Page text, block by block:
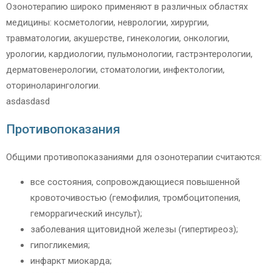
Озонотерапию широко применяют в различных областях
медицины: косметологии, неврологии, хирургии,
травматологии, акушерстве, гинекологии, онкологии,
урологии, кардиологии, пульмонологии, гастрэнтерологии,
дерматовенерологии, стоматологии, инфектологии,
оториноларингологии.
asdasdasd
Противопоказания
Общими противопоказаниями для озонотерапии считаются:
все состояния, сопровождающиеся повышенной
кровоточивостью (гемофилия, тромбоцитопения,
геморрагический инсульт);
заболевания щитовидной железы (гипертиреоз);
гипогликемия;
инфаркт миокарда;